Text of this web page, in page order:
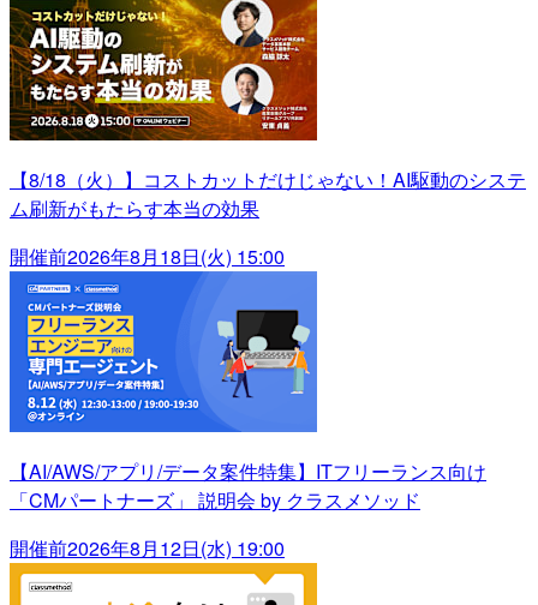
【8/18（火）】コストカットだけじゃない！AI駆動のシステ
ム刷新がもたらす本当の効果
開催前2026年8月18日(火) 15:00
【AI/AWS/アプリ/データ案件特集】ITフリーランス向け
「CMパートナーズ」 説明会 by クラスメソッド
開催前2026年8月12日(水) 19:00